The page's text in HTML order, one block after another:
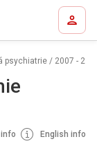
psychiatrie / 2007 - 2
English info